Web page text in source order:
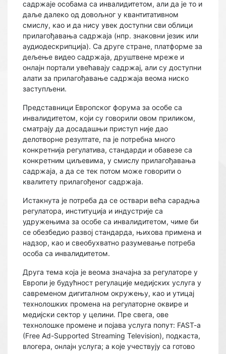
садржаје особама са инвалидитетом, али да је то и
даље далеко од довољног у квантитативном
смислу, као и да нису увек доступни сви облици
прилагођавања садржаја (нпр. знаковни језик или
аудиодескрипција). Са друге стране, платформе за
дељење видео садржаја, друштвене мреже и
онлајн портали увећавају садржај, али су доступни
алати за прилагођавање садржаја веома ниско
заступљени.
Представници Европског форума за особе са
инвалидитетом, који су говорили овом приликом,
сматрају да досадашњи приступ није дао
делотворне резултате, па је потребна много
конкретнија регулатива, стандарди и обавезе са
конкретним циљевима, у смислу прилагођавања
садржаја, а да се тек потом може говорити о
квалитету прилагођеног садржаја.
Истакнута је потреба да се оствари већа сарадња
регулатора, институција и индустрије са
удружењима за особе са инвалидитетом, чиме би
се обезбедио развој стандарда, њихова примена и
надзор, као и свеобухватно разумевање потреба
особа са инвалидитетом.
Друга тема која је веома значајна за регулаторе у
Европи је будућност регулације медијских услуга у
савременом дигиталном окружењу, као и утицај
технолошких промена на регулаторне оквире и
медијски сектор у целини. Пре свега, ове
технолошке промене и појава услуга попут: FAST-a
(Free Ad-Supported Streaming Television), подкаста,
влогера, онлајн услуга; а које учествују са готово